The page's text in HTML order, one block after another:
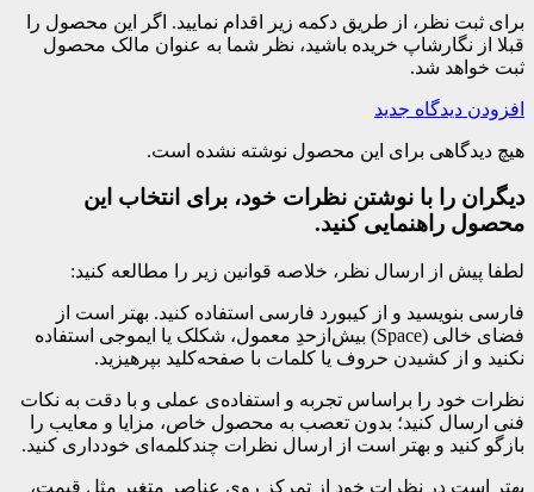
برای ثبت نظر، از طریق دکمه زیر اقدام نمایید. اگر این محصول را
قبلا از نگارشاپ خریده باشید، نظر شما به عنوان مالک محصول
ثبت خواهد شد.
افزودن دیدگاه جدید
هیچ دیدگاهی برای این محصول نوشته نشده است.
دیگران را با نوشتن نظرات خود، برای انتخاب این
محصول راهنمایی کنید.
لطفا پیش از ارسال نظر، خلاصه قوانین زیر را مطالعه کنید:
فارسی بنویسید و از کیبورد فارسی استفاده کنید. بهتر است از
فضای خالی (Space) بیش‌از‌حدِ معمول، شکلک یا ایموجی استفاده
نکنید و از کشیدن حروف یا کلمات با صفحه‌کلید بپرهیزید.
نظرات خود را براساس تجربه و استفاده‌ی عملی و با دقت به نکات
فنی ارسال کنید؛ بدون تعصب به محصول خاص، مزایا و معایب را
بازگو کنید و بهتر است از ارسال نظرات چندکلمه‌‌ای خودداری کنید.
بهتر است در نظرات خود از تمرکز روی عناصر متغیر مثل قیمت،